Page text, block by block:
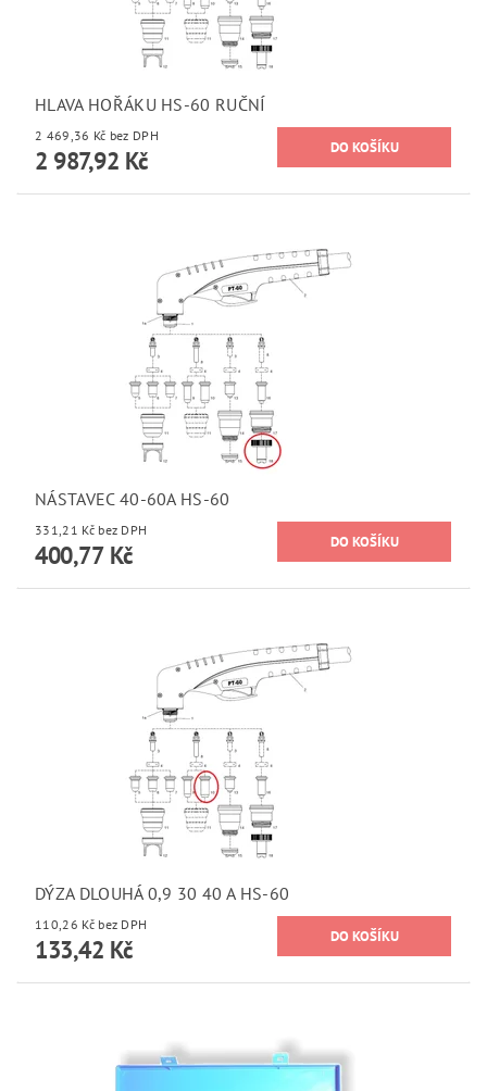
HLAVA HOŘÁKU HS-60 RUČNÍ
2 469,36 Kč bez DPH
2 987,92 Kč
NÁSTAVEC 40-60A HS-60
331,21 Kč bez DPH
400,77 Kč
DÝZA DLOUHÁ 0,9 30 40 A HS-60
110,26 Kč bez DPH
133,42 Kč